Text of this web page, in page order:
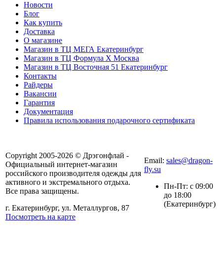
Новости
Блог
Как купить
Доставка
О магазине
Магазин в ТЦ МЕГА Екатеринбург
Магазин в ТЦ Формула X Москва
Магазин в ТЦ Восточная 51 Екатеринбург
Контакты
Райдеры
Вакансии
Гарантия
Документация
Правила использования подарочного сертификата
Copyright 2005-2026 © Дрэгонфлай -
Официальный интернет-магазин
российского производителя одежды для
активного и экстремального отдыха.
Все права защищены.
г. Екатеринбург, ул. Металлургов, 87
Посмотреть на карте
Email: sales@dragon-
fly.su
Пн-Пт: с 09:00
до 18:00
(Екатеринбург)